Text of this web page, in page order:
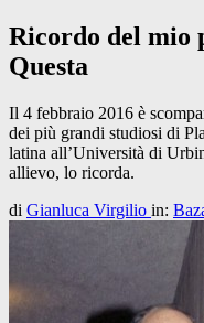
Ricordo del mio
Questa
Il 4 febbraio 2016 è
dei più grandi studiosi di
latina all’Università di
allievo, lo ricorda.
di Gianluca Virgilio in: